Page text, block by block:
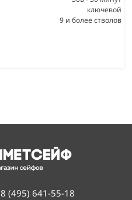
ключевой
9 и более стволов
8 (495) 641-55-18